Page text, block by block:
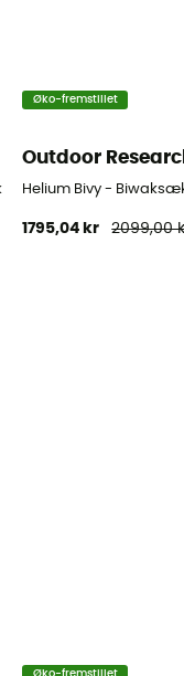
- Herrer
Øko-fremstillet
Outdoor
Helium Bivy -
1795,04 kr 2099,00